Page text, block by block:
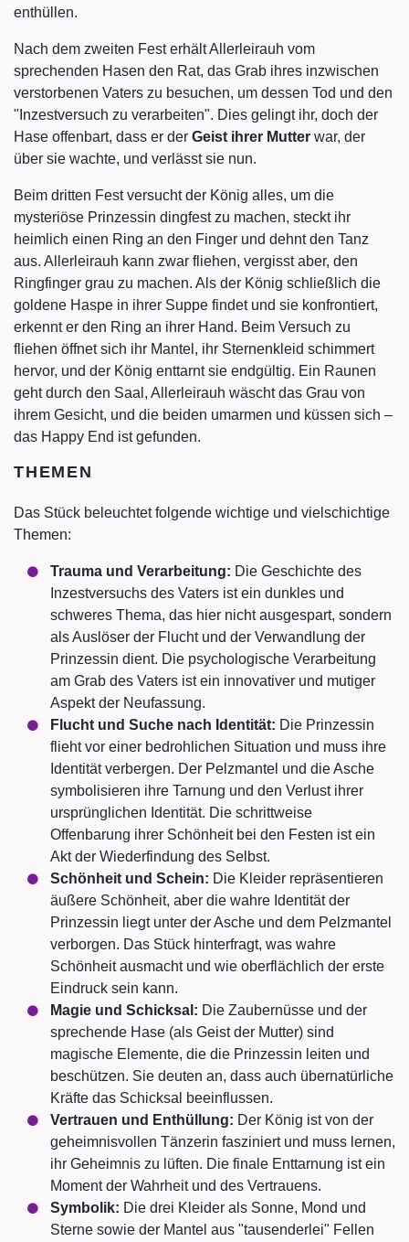
enthüllen.
Nach dem zweiten Fest erhält Allerleirauh vom
sprechenden Hasen den Rat, das Grab ihres inzwischen
verstorbenen Vaters zu besuchen, um dessen Tod und den
"Inzestversuch zu verarbeiten". Dies gelingt ihr, doch der
Hase offenbart, dass er der Geist ihrer Mutter war, der
über sie wachte, und verlässt sie nun.
Beim dritten Fest versucht der König alles, um die
mysteriöse Prinzessin dingfest zu machen, steckt ihr
heimlich einen Ring an den Finger und dehnt den Tanz
aus. Allerleirauh kann zwar fliehen, vergisst aber, den
Ringfinger grau zu machen. Als der König schließlich die
goldene Haspe in ihrer Suppe findet und sie konfrontiert,
erkennt er den Ring an ihrer Hand. Beim Versuch zu
fliehen öffnet sich ihr Mantel, ihr Sternenkleid schimmert
hervor, und der König enttarnt sie endgültig. Ein Raunen
geht durch den Saal, Allerleirauh wäscht das Grau von
ihrem Gesicht, und die beiden umarmen und küssen sich –
das Happy End ist gefunden.
THEMEN
Das Stück beleuchtet folgende wichtige und vielschichtige
Themen:
Trauma und Verarbeitung: Die Geschichte des
Inzestversuchs des Vaters ist ein dunkles und
schweres Thema, das hier nicht ausgespart, sondern
als Auslöser der Flucht und der Verwandlung der
Prinzessin dient. Die psychologische Verarbeitung
am Grab des Vaters ist ein innovativer und mutiger
Aspekt der Neufassung.
Flucht und Suche nach Identität: Die Prinzessin
flieht vor einer bedrohlichen Situation und muss ihre
Identität verbergen. Der Pelzmantel und die Asche
symbolisieren ihre Tarnung und den Verlust ihrer
ursprünglichen Identität. Die schrittweise
Offenbarung ihrer Schönheit bei den Festen ist ein
Akt der Wiederfindung des Selbst.
Schönheit und Schein: Die Kleider repräsentieren
äußere Schönheit, aber die wahre Identität der
Prinzessin liegt unter der Asche und dem Pelzmantel
verborgen. Das Stück hinterfragt, was wahre
Schönheit ausmacht und wie oberflächlich der erste
Eindruck sein kann.
Magie und Schicksal: Die Zaubernüsse und der
sprechende Hase (als Geist der Mutter) sind
magische Elemente, die die Prinzessin leiten und
beschützen. Sie deuten an, dass auch übernatürliche
Kräfte das Schicksal beeinflussen.
Vertrauen und Enthüllung: Der König ist von der
geheimnisvollen Tänzerin fasziniert und muss lernen,
ihr Geheimnis zu lüften. Die finale Enttarnung ist ein
Moment der Wahrheit und des Vertrauens.
Symbolik: Die drei Kleider als Sonne, Mond und
Sterne sowie der Mantel aus "tausenderlei" Fellen